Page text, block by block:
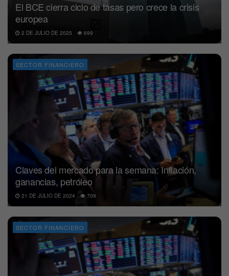
El BCE cierra ciclo de tasas pero crece la crisis
europea
2 DE JULIO DE 2025 699
SECTOR FINANCIERO
Claves del mercado para la semana: Inflación,
ganancias, petróleo
21 DE JULIO DE 2024 709
SECTOR FINANCIERO